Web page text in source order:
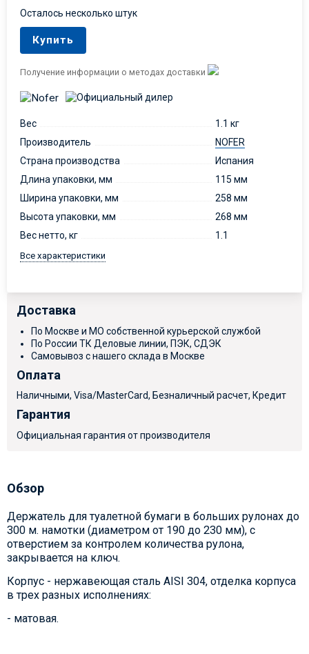
Осталось несколько штук
Купить
Получение информации о методах доставки
Вес
1.1 кг
Производитель
NOFER
Страна производства
Испания
Длина упаковки, мм
115 мм
Ширина упаковки, мм
258 мм
Высота упаковки, мм
268 мм
Вес нетто, кг
1.1
Все характеристики
Доставка
По Москве и МО собственной курьерской службой
По России ТК Деловые линии, ПЭК, СДЭК
Самовывоз с нашего склада в Москве
Оплата
Наличными, Visa/MasterCard, Безналичный расчет, Кредит
Гарантия
Официальная гарантия от производителя
Обзор
Держатель для туалетной бумаги в больших рулонах до
300 м. намотки (диаметром от 190 до 230 мм), с
отверстием за контролем количества рулона,
закрывается на ключ.
Корпус - нержавеющая сталь AISI 304, отделка корпуса
в трех разных исполнениях:
- матовая.